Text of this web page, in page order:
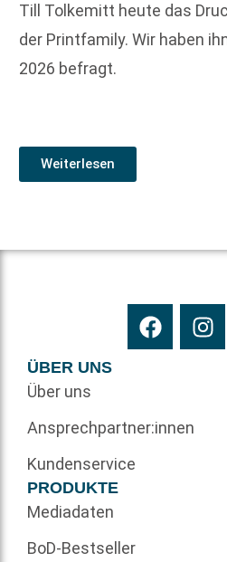
Till Tolkemitt heute das
der Printfamily. Wir haben
2026 befragt.
Weiterlesen
ÜBER UNS
Über uns
Ansprechpartner:innen
Kundenservice
PRODUKTE
Mediadaten
BoD-Bestseller